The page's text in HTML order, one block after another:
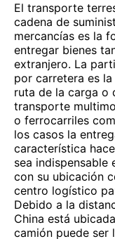
El transporte
cadena de
mercancías es la
entregar bienes
extranjero. La
por carretera es
ruta de la carga o
transporte
o ferrocarriles
los casos la
característica
sea indispensable
con su ubicación
centro logístico
Debido a la
China está
camión puede ser